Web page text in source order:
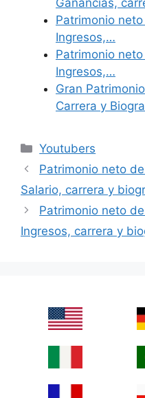
Ganancias,
Patrimonio
Ingresos,…
Patrimonio
Ingresos,…
Gran
Carrera y
Categories
Youtubers
Patrimonio neto
Salario, carrera y
Patrimonio neto
Ingresos, carrera y